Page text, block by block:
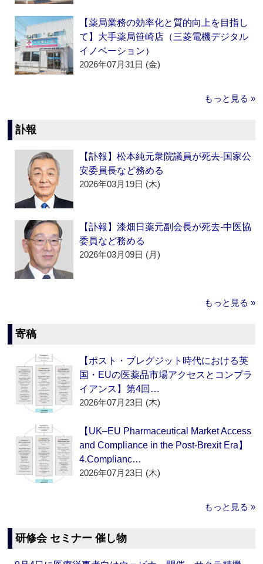
【薬局業務の効率化と質的向上を目指し
て】大手薬局笹崎店（三菱電機デジタル
イノベーション）
2026年07月31日 (金)
もっと見る »
訃報
【訃報】松本純元衆院議員が死去‐国家公
安委員長など務める
2026年03月19日 (木)
【訃報】漆畑日薬元副会長が死去‐中医協
委員など務める
2026年03月09日 (月)
もっと見る »
寄稿
【ポスト・ブレグジット時代における英
国・EUの医薬品市場アクセスとコンプラ
イアンス】第4回…
2026年07月23日 (木)
【UK–EU Pharmaceutical Market Access
and Compliance in the Post-Brexit Era】
4.Complianc…
2026年07月23日 (木)
もっと見る »
研修会 セミナー 催し物